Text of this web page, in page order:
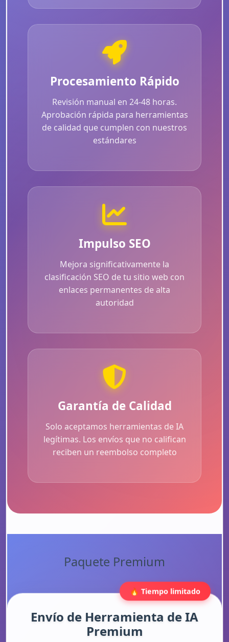
Procesamiento Rápido
Revisión manual en 24-48 horas.
Aprobación rápida para herramientas
de calidad que cumplen con nuestros
estándares
Impulso SEO
Mejora significativamente la
clasificación SEO de tu sitio web con
enlaces permanentes de alta
autoridad
Garantía de Calidad
Solo aceptamos herramientas de IA
legítimas. Los envíos que no califican
reciben un reembolso completo
Paquete Premium
🔥 Tiempo limitado
Envío de Herramienta de IA
Premium